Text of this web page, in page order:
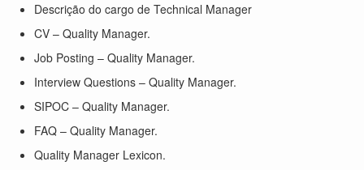
Descrição do cargo de Technical Manager
CV – Quality Manager.
Job Posting – Quality Manager.
Interview Questions – Quality Manager.
SIPOC – Quality Manager.
FAQ – Quality Manager.
Quality Manager Lexicon.